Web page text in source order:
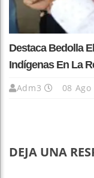
Destaca Bedolla
Indígenas En La
Adm3 08 Ago
DEJA UNA